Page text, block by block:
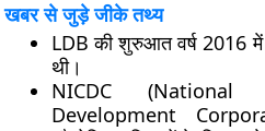
खबर से जुड़े जीके तथ्य
LDB की शुरुआत वर्ष 2016
थी।
NICDC (National
Development